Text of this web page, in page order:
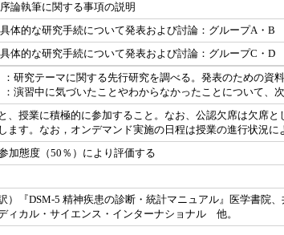
序論執筆に関する事項の説明
具体的な研究手続について発表および討論：グループA・B
具体的な研究手続について発表および討論：グループC・D
研究テーマに関する先行研究を調べる。発表のための資料
演習中に気づいたことやわからなかったことについて、
、授業に積極的に参加すること。なお、公認欠席は欠席
ます。なお，オンデマンド実施の日程は授業の進行状況
加態度（50％）により評価する
）『DSM-5 精神疾患の診断・統計マニュアル』医学書
ィカル・サイエンス・インターナショナル 他。